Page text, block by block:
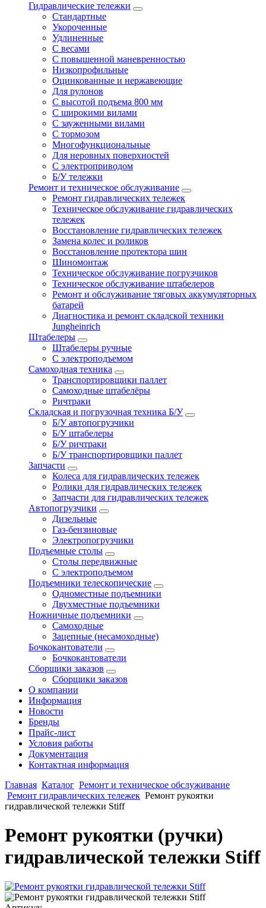
Гидравлические тележки
Стандартные
Укороченные
Удлиненные
С весами
С повышенной маневренностью
Низкопрофильные
Оцинкованные и нержавеющие
Для рулонов
С высотой подъема 800 мм
С широкими вилами
С зауженными вилами
С тормозом
Многофункциональные
Для неровных поверхностей
С электроприводом
Б/У тележки
Ремонт и техническое обслуживание
Ремонт гидравлических тележек
Техническое обслуживание гидравлических
тележек
Восстановление гидравлических тележек
Замена колес и роликов
Восстановление протектора шин
Шиномонтаж
Техническое обслуживание погрузчиков
Техническое обслуживание штабелеров
Ремонт и обслуживание тяговых аккумуляторных
батарей
Диагностика и ремонт складской техники
Jungheinrich
Штабелеры
Штабелеры ручные
С электроподъемом
Самоходная техника
Транспортировщики паллет
Самоходные штабелёры
Ричтраки
Складская и погрузочная техника Б/У
Б/У автопогрузчики
Б/У штабелеры
Б/У ричтраки
Б/У транспортировщики паллет
Запчасти
Колеса для гидравлических тележек
Ролики для гидравлических тележек
Запчасти для гидравлических тележек
Автопогрузчики
Дизельные
Газ-бензиновые
Электропогрузчики
Подъемные столы
Столы передвижные
С электроподъемом
Подъемники телескопические
Одноместные подъемники
Двухместные подъемники
Ножничные подъемники
Самоходные
Зацепные (несамоходные)
Бочкокантователи
Бочкокантователи
Сборщики заказов
Сборщики заказов
О компании
Информация
Новости
Бренды
Прайс-лист
Условия работы
Документация
Контактная информация
Главная Каталог Ремонт и техническое обслуживание
Ремонт гидравлических тележек Ремонт рукоятки
гидравлической тележки Stiff
Ремонт рукоятки (ручки)
гидравлической тележки Stiff